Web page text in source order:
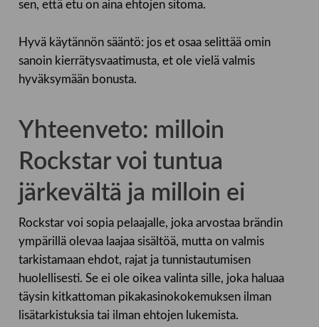
sen, että etu on aina ehtojen sitoma.
Hyvä käytännön sääntö: jos et osaa selittää omin
sanoin kierrätysvaatimusta, et ole vielä valmis
hyväksymään bonusta.
Yhteenveto: milloin
Rockstar voi tuntua
järkevältä ja milloin ei
Rockstar voi sopia pelaajalle, joka arvostaa brändin
ympärillä olevaa laajaa sisältöä, mutta on valmis
tarkistamaan ehdot, rajat ja tunnistautumisen
huolellisesti. Se ei ole oikea valinta sille, joka haluaa
täysin kitkattoman pikakasinokokemuksen ilman
lisätarkistuksia tai ilman ehtojen lukemista.